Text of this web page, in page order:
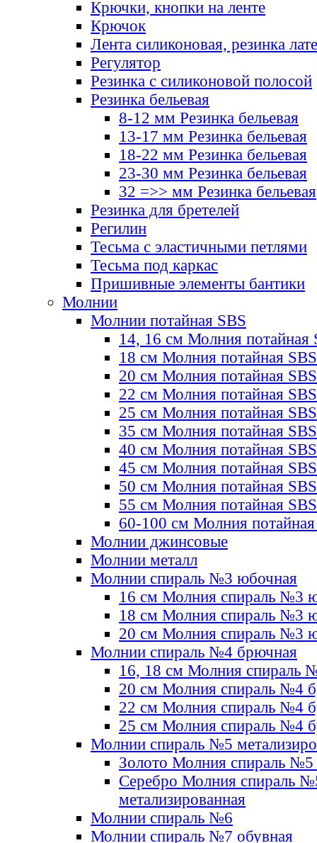
Крючки, кнопки на ленте
Крючок
Лента силиконовая, резинка
Регулятор
Резинка с силиконовой полосой
Резинка бельевая
8-12 мм Резинка бельевая
13-17 мм Резинка бельевая
18-22 мм Резинка бельевая
23-30 мм Резинка бельевая
32 =>> мм Резинка бельевая
Резинка для бретелей
Регилин
Тесьма с эластичными петлями
Тесьма под каркас
Пришивные элементы бантики
Молнии
Молнии потайная SBS
14, 16 см Молния потайная
18 см Молния потайная SBS
20 см Молния потайная SBS
22 см Молния потайная SBS
25 см Молния потайная SBS
35 см Молния потайная SBS
40 см Молния потайная SBS
45 см Молния потайная SBS
50 см Молния потайная SBS
55 см Молния потайная SBS
60-100 см Молния
Молнии джинсовые
Молнии металл
Молнии спираль №3 юбочная
16 см Молния спираль №3
18 см Молния спираль №3
20 см Молния спираль №3
Молнии спираль №4 брючная
16, 18 см Молния спираль
20 см Молния спираль №4
22 см Молния спираль №4
25 см Молния спираль №4
Молнии спираль №5
Золото Молния спираль №5
Серебро Молния спираль
метализированная
Молнии спираль №6
Молнии спираль №7 обувная